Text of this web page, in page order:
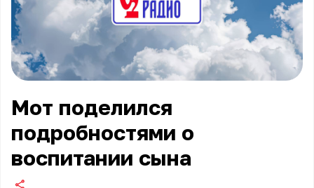
Мот поделился
подробностями о
воспитании сына